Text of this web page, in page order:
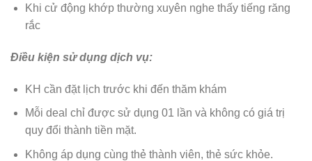
Khi cử động khớp thường xuyên nghe thấy tiếng răng
rắc
Điều kiện sử dụng dịch vụ:
KH cần đặt lịch trước khi đến thăm khám
Mỗi deal chỉ được sử dụng 01 lần và không có giá trị
quy đổi thành tiền mặt.
Không áp dụng cùng thẻ thành viên, thẻ sức khỏe.